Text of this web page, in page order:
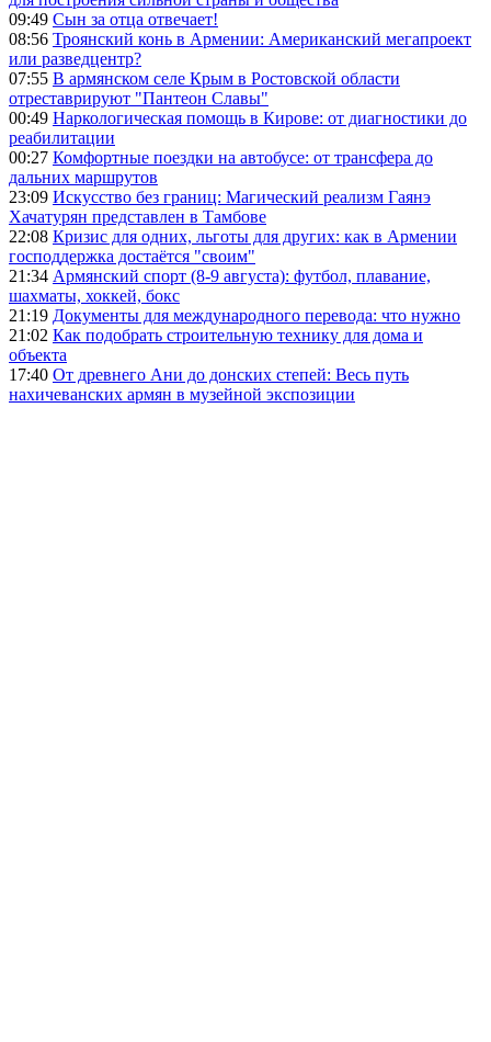
09:49 Сын за отца отвечает!
08:56 Троянский конь в Армении: Американский мегапроект
или разведцентр?
07:55 В армянском селе Крым в Ростовской области
отреставрируют "Пантеон Славы"
00:49 Наркологическая помощь в Кирове: от диагностики до
реабилитации
00:27 Комфортные поездки на автобусе: от трансфера до
дальних маршрутов
23:09 Искусство без границ: Магический реализм Гаянэ
Хачатурян представлен в Тамбове
22:08 Кризис для одних, льготы для других: как в Армении
господдержка достаётся "своим"
21:34 Армянский спорт (8-9 августа): футбол, плавание,
шахматы, хоккей, бокс
21:19 Документы для международного перевода: что нужно
21:02 Как подобрать строительную технику для дома и
объекта
17:40 От древнего Ани до донских степей: Весь путь
нахичеванских армян в музейной экспозиции